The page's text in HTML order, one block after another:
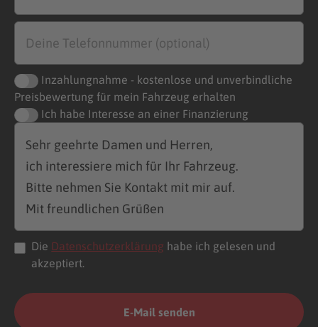
Inzahlungnahme - kostenlose und unverbindliche
Preisbewertung für mein Fahrzeug erhalten
Ich habe Interesse an einer Finanzierung
Die Datenschutzerklärung habe ich gelesen und
akzeptiert.